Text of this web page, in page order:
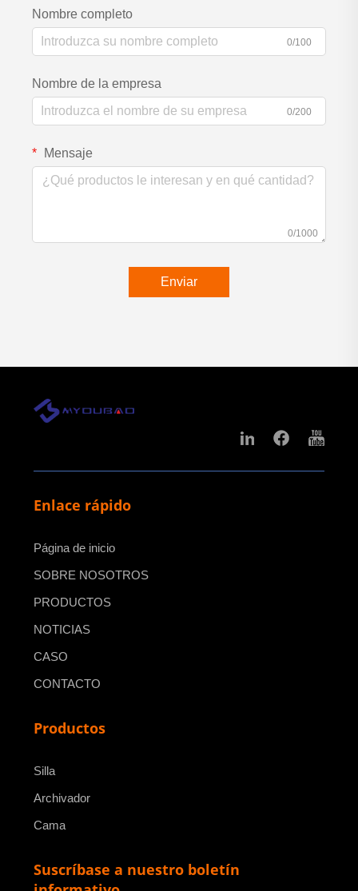
Nombre completo
0/100
Nombre de la empresa
0/200
Mensaje
0/1000
Enviar
Enlace rápido
Página de inicio
SOBRE NOSOTROS
PRODUCTOS
NOTICIAS
CASO
CONTACTO
Productos
Silla
Archivador
Cama
Suscríbase a nuestro boletín